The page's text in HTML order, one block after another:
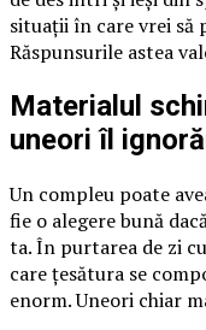
situații în care vrei să
Răspunsurile astea
Materialul
uneori îl
Un compleu poate
fie o alegere bună
ta. În purtarea de zi
care țesătura se
enorm. Uneori chiar